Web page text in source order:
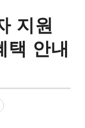
지원
택 안내